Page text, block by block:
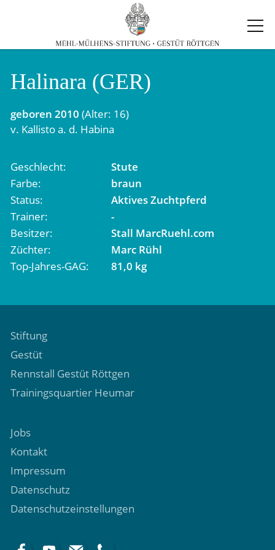
Halinara (GER)
geboren 2010 (Alter: 16)
v. Kallistoa. d. Habina
Geschlecht
Stute
Farbe
braun
Status
Aktives Zuchtpferd
Trainer
-
Besitzer
Stall MarcRuehl.com
Züchter
Marc Rühl
Top-Jahres-GAG
81,0 kg
Stiftung
Gestüt
Rennstall Gestüt Röttgen
Trainingsquartier Heumar
Jobs
Kontakt
Impressum
Datenschutz
Datenschutzeinstellungen